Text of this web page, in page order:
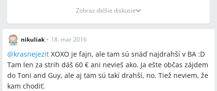
Zobraz ďalšie diskusie
nikuliak • 18. mar 2016
@krasnejezit XOXO je fajn, ale tam sú snáď najdrahší v BA :D
Tam len za strih dáš 60 € ani nevieš ako. Ja ešte občas zájdem
do Toni and Guy, ale aj tam sú takí drahší, no. Tiež neviem, že
kam chodiť.